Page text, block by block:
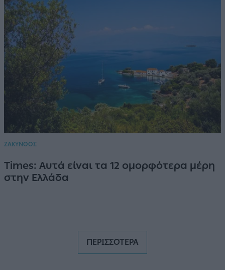
ΖΑΚΥΝΘΟΣ
Times: Αυτά είναι τα 12 ομορφότερα μέρη
στην Ελλάδα
ΠΕΡΙΣΣΟΤΕΡΑ